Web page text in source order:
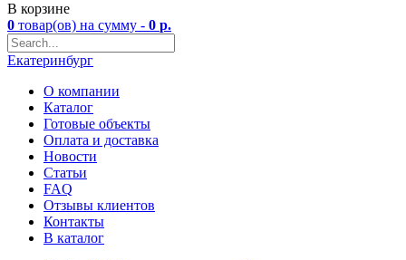
В корзине
0 товар(ов) на сумму - 0 р.
Екатеринбург
О компании
Каталог
Готовые объекты
Оплата и доставка
Новости
Статьи
FAQ
Отзывы клиентов
Контакты
В каталог